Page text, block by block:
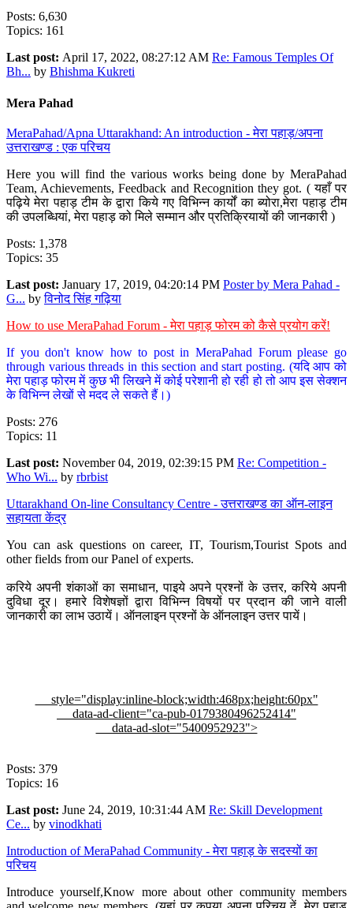
Posts: 6,630
Topics: 161
Last post: April 17, 2022, 08:27:12 AM Re: Famous Temples Of
Bh... by Bhishma Kukreti
Mera Pahad
MeraPahad/Apna Uttarakhand: An introduction - मेरा पहाड़/अपना
उत्तराखण्ड : एक परिचय
Here you will find the various works being done by MeraPahad
Team, Achievements, Feedback and Recognition they got. ( यहाँ पर
पढ़िये मेरा पहाड़ टीम के द्वारा किये गए विभिन्न कार्यों का ब्योरा,मेरा पहाड़ टीम
की उपलब्धियां, मेरा पहाड़ को मिले सम्मान और प्रतिक्रियायों की जानकारी )
Posts: 1,378
Topics: 35
Last post: January 17, 2019, 04:20:14 PM Poster by Mera Pahad -
G... byविनोद सिंह गढ़िया
How to use MeraPahad Forum - मेरा पहाड़ फोरम को कैसे प्रयोग करें!
If you don't know how to post in MeraPahad Forum please go
through various threads in this section and start posting. (यदि आप को
मेरा पहाड़ फोरम में कुछ भी लिखने में कोई परेशानी हो रही हो तो आप इस सेक्शन
के विभिन्न लेखों से मदद ले सकते हैं।)
Posts: 276
Topics: 11
Last post: November 04, 2019, 02:39:15 PM Re: Competition -
Who Wi... by rbrbist
Uttarakhand On-line Consultancy Centre - उत्तराखण्ड का ऑन-लाइन
सहायता केंद्र
You can ask questions on career, IT, Tourism,Tourist Spots and
other fields from our Panel of experts.
करिये अपनी शंकाओं का समाधान, पाइये अपने प्रश्नों के उत्तर, करिये अपनी
दुविधा दूर। हमारे विशेषज्ञों द्वारा विभिन्न विषयों पर प्रदान की जाने वाली
जानकारी का लाभ उठायें। ऑनलाइन प्रश्नों के ऑनलाइन उत्तर पायें।
style="display:inline-block;width:468px;height:60px"
data-ad-client="ca-pub-0179380496252414"
data-ad-slot="5400952923">
Posts: 379
Topics: 16
Last post: June 24, 2019, 10:31:44 AM Re: Skill Development
Ce... by vinodkhati
Introduction of MeraPahad Community - मेरा पहाड़ के सदस्यों का
परिचय
Introduce yourself,Know more about other community members